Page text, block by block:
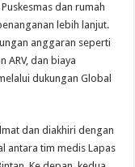
dan rumah
lebih lanjut.
anggaran seperti
dan biaya
dukungan Global
dan diakhiri dengan
antara tim medis Lapas